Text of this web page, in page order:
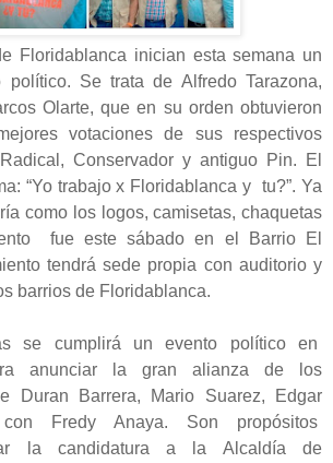
Floridablanca inician esta semana un
político. Se trata de Alfredo Tarazona,
Olarte, que en su orden obtuvieron
votaciones de sus respectivos
Conservador y antiguo Pin. El
“Yo trabajo x Floridablanca y tu?”. Ya
como los logos, camisetas, chaquetas
fue este sábado en el Barrio El
tendrá sede propia con auditorio y
barrios de Floridablanca.
se cumplirá un evento político en
anunciar la gran alianza de los
Duran Barrera, Mario Suarez, Edgar
Fredy Anaya. Son propósitos
la candidatura a la Alcaldía de